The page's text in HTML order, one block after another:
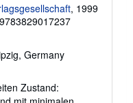
, 1999
Germany
Zustand: